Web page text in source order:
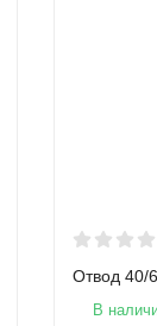
Отвод 40/
В